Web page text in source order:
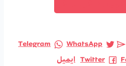
Telegram
WhatsApp
Twitter ایمیل